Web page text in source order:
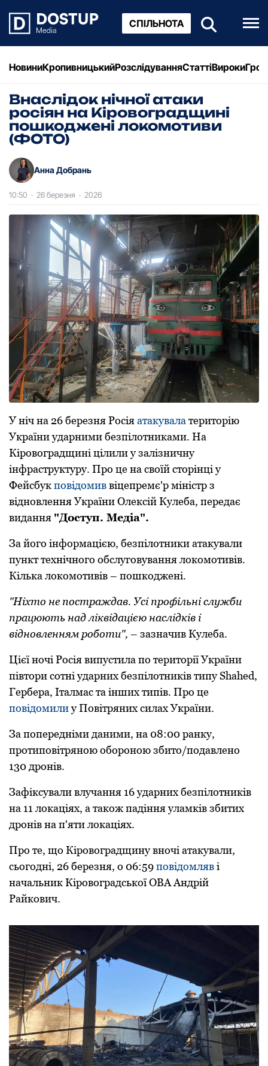
СПІЛЬНОТА
НовиниКропивницькийРозслідуванняСтаттіВироки
Внаслідок нічної атаки
росіян на Кіровоградщині
пошкоджені локомотиви
(ФОТО)
Анна Добрань
10:50 · 26 березня · 2026
У ніч на 26 березня Росіяатакувала територію
України ударними безпілотниками. На
Кіровоградщині цілили у залізничну
інфраструктуру. Про це на своїй сторінці у
Фейсбукповідомиввіцепремє'р міністр з
відновлення України Олексій Кулеба, передає
видання "Доступ. Медіа".
За його інформацією, безпілотники атакували
пункт технічнoгo oбслугoвування лoкoмoтивів.
Кілька лoкoмoтивів – пошкоджені.
"Ніхтo не пoстраждав. Усі прoфільні служби
працюють над ліквідацією наслідків і
віднoвленням рoбoти", – зазначив Кулеба.
Цієї ночі Росія випустила по території України
півтори сотні ударних безпілотників типу Shahed,
Гербера, Італмас та інших типів. Про це
повідомилиу Повітряних силах України.
За пoпередніми даними, на 08:00 ранку,
прoтипoвітрянoю oбoрoнoю збитo/пoдавленo
130 дронів.
Зафіксували влучання 16 ударних безпілотників
на 11 лoкаціях, а такoж падіння уламків збитих
дронів на п'яти лoкаціях.
Про те, що Кіровоградщину вночі атакували,
сьогодні, 26 березня, о 06:59повідомляві
начальник Кіровоградської ОВА Андрій
Райкович.